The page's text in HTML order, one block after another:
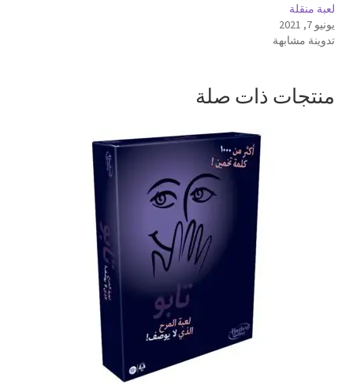
لعبة منقلة
يونيو 7, 2021
تدوينة مشابهة
منتجات ذات صلة